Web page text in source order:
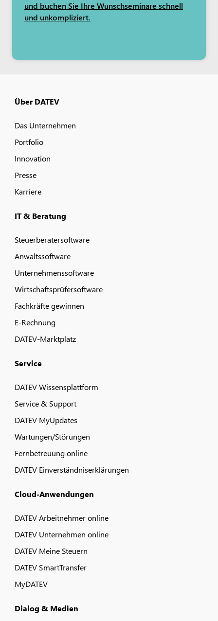
und buchen Sie Ihre Wunschseminare schnell
und unkompliziert.
Über DATEV
Das Unternehmen
Portfolio
Innovation
Presse
Karriere
IT & Beratung
Steuerberatersoftware
Anwaltssoftware
Unternehmenssoftware
Wirtschaftsprüfersoftware
Fachkräfte gewinnen
E-Rechnung
DATEV-Marktplatz
Service
DATEV Wissensplattform
Service & Support
DATEV MyUpdates
Wartungen/Störungen
Fernbetreuung online
DATEV Einverständniserklärungen
Cloud-Anwendungen
DATEV Arbeitnehmer online
DATEV Unternehmen online
DATEV Meine Steuern
DATEV SmartTransfer
MyDATEV
Dialog & Medien